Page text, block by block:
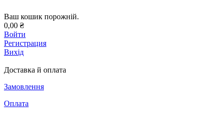
Ваш кошик порожній.
0,00 ₴
Войти
Регистрация
Вихід
Доставка й оплата
Замовлення
Оплата